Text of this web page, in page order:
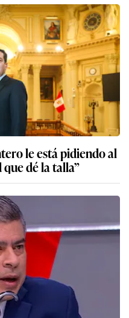
le está pidiendo al
dé la talla”